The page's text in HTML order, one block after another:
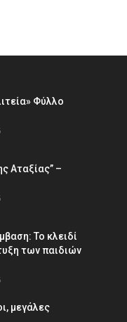
Φύλλο
Αταξίας” –
Το κλειδί
των παιδιών
μεγάλες